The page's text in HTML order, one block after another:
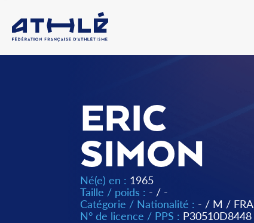
ERIC
SIMON
Né(e) en : 1965
Taille / poids : - / -
Catégorie / Nationalité : - / M / FRA
N° de licence / PPS : P30510D8448